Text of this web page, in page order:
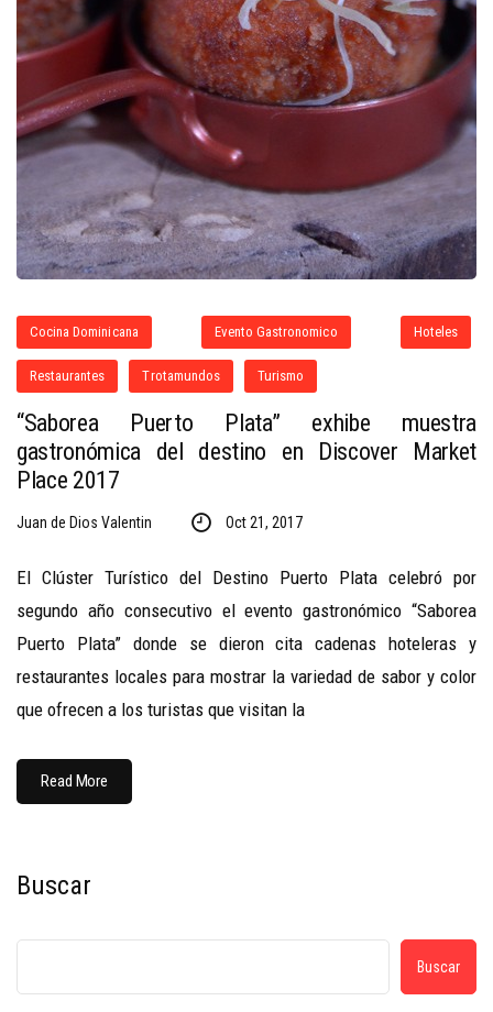
Cocina Dominicana Evento Gastronomico Hoteles
Restaurantes Trotamundos Turismo
“Saborea Puerto Plata” exhibe muestra
gastronómica del destino en Discover Market
Place 2017
Juan de Dios Valentin Oct 21, 2017
El Clúster Turístico del Destino Puerto Plata celebró por
segundo año consecutivo el evento gastronómico “Saborea
Puerto Plata” donde se dieron cita cadenas hoteleras y
restaurantes locales para mostrar la variedad de sabor y color
que ofrecen a los turistas que visitan la
Read More
Buscar
Buscar